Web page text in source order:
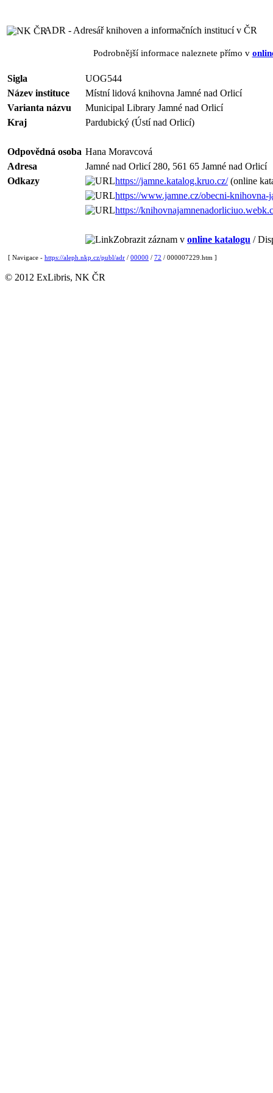
ADR - Adresář knihoven a informačních institucí v ČR
Podrobnější informace naleznete přímo v
Sigla
UOG544
Název instituce
Místní lidová knihovna Jamné nad Orlicí
Varianta názvu
Municipal Library Jamné nad Orlicí
Kraj
Pardubický (Ústí nad Orlicí)
Odpovědná osoba Hana Moravcová
Adresa
Jamné nad Orlicí 280, 561 65 Jamné nad Orlicí
Odkazy
https://jamne.katalog.kruo.cz/(online
https://www.jamne.cz/obecni-knihovna-
https://
Zobrazit záznam v online katalogu /
[ Navigace - https://aleph.nkp.cz/publ/adr / 00000 / 72 / 000007229.htm ]
© 2012 ExLibris, NK ČR